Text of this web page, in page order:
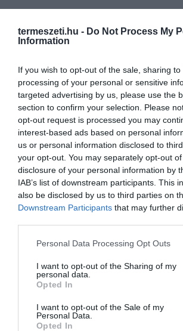
termeszeti.hu - Do Not Process My
Information
If you wish to opt-out of the sale, sharing
processing of your personal or sensitive
targeted advertising by us, please use the
section to confirm your selection. Please
opt-out request is processed you may
interest-based ads based on personal
us or personal information disclosed to
your opt-out. You may separately opt-out
disclosure of your personal information by
IAB’s list of downstream participants. This
also be disclosed by us to third parties on
Downstream Participants that may further
Please note that this website/app uses one
not limited to your visit or usage behaviour.
grant or deny consent to Google and its
use your data for below specified purposes
consent section.
Personal Data Processing Opt Outs
I want to opt-out of the Sharing of my
personal data.
Opted In
I want to opt-out of the Sale of my
Personal Data.
Opted In
KIRÁNDULÁS A
PANNONHALMI
ARBORÉTUMBA
SZŐLŐ ÉS